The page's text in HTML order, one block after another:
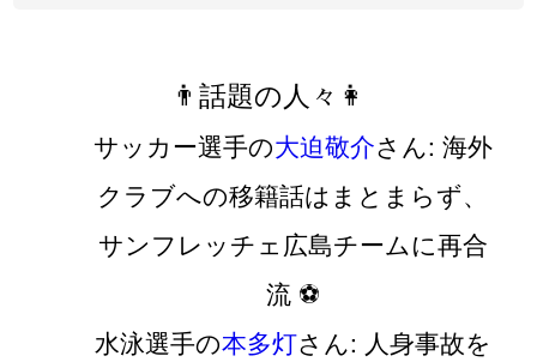
👨話題の人々👩
サッカー選手の大迫敬介さん: 海外
クラブへの移籍話はまとまらず、
サンフレッチェ広島チームに再合
流 ⚽️
水泳選手の本多灯さん: 人身事故を